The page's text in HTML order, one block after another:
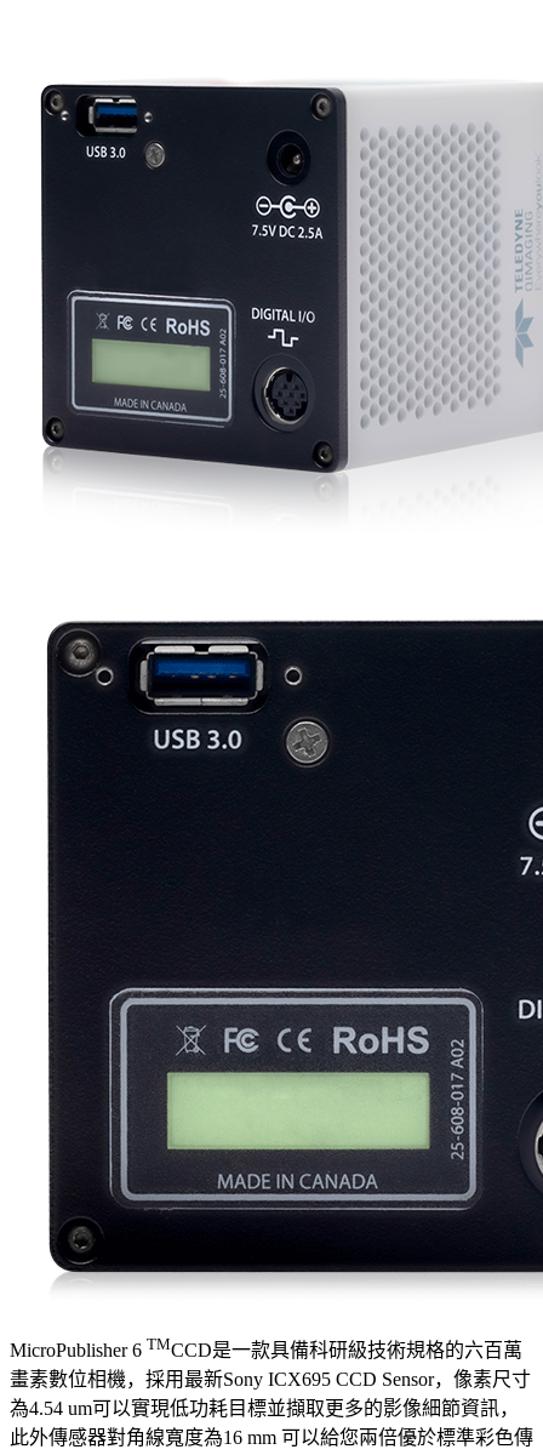
MicroPublisher 6 TMCCD是一款具備科研級技術規格的六百萬
畫素數位相機，採用最新Sony ICX695 CCD Sensor，像素尺寸
為4.54 um可以實現低功耗目標並擷取更多的影像細節資訊，
此外傳感器對角線寬度為16 mm 可以給您兩倍優於標準彩色傳